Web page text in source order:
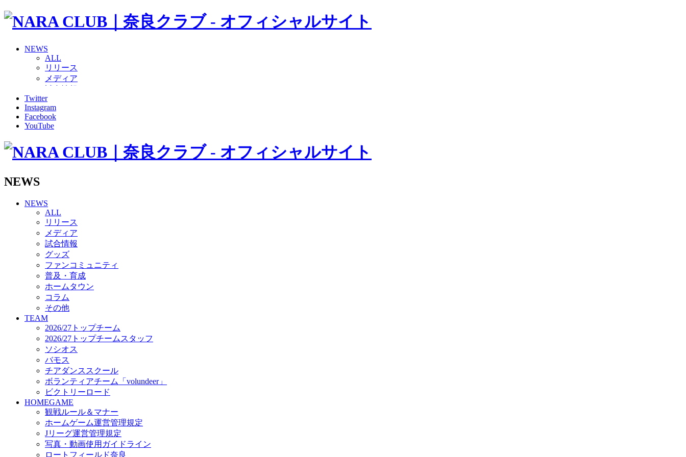
NEWS
ALL
リリース
メディア
グッズ
ファンコミュニティ
普及・育成
ホームタウン
その他
バモス
チアダンススクール
ボランティアチーム「volundeer」
ビクトリーロード
HOMEGAME
観戦ルール＆マナー
ホームゲーム運営管理規定
Jリーグ運営管理規定
写真・動画使用ガイドライン
ロートフィールド奈良
SCHEDULE
2026/27
練習見学時のファンサービスについて
TICKET
奈良クラブ明治安田J3リーグ2026/27シーズン試合観戦チケット
奈良クラブ明治安田Ｊ3リーグ 2026/27シーズン「鹿パス」
観戦ルール＆マナー
FANCOMMUNITY
2026/27ファンコミュニティ
サポートショップ
GOODS
オフィシャルストア（実店舗）
オンラインストア
ACADEMY
アカデミーについて
Twitter
Instagram
Facebook
YouTube
NEWS
NEWS
ALL
リリース
メディア
試合情報
グッズ
ファンコミュニティ
普及・育成
ホームタウン
コラム
その他
TEAM
2026/27トップチーム
2026/27トップチームスタッフ
ソシオス
バモス
チアダンススクール
ボランティアチーム「volundeer」
ビクトリーロード
HOMEGAME
観戦ルール＆マナー
ホームゲーム運営管理規定
Jリーグ運営管理規定
写真・動画使用ガイドライン
ロートフィールド奈良